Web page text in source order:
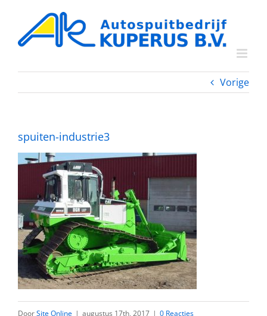
inhoud
Vorige
spuiten-industrie3
DoorSite Online | augustus 17th, 2017 | 0 Reacties